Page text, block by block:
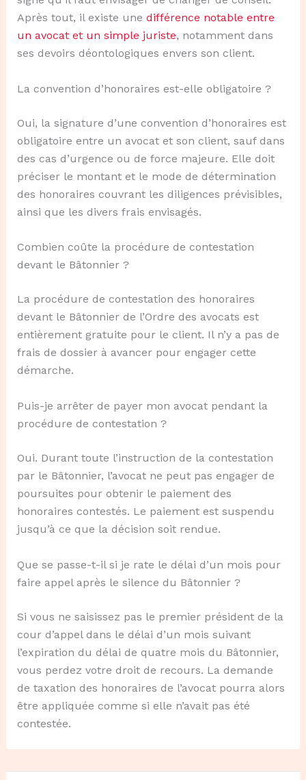
Après tout, il existe une différence notable entre
un avocat et un simple juriste, notamment dans
ses devoirs déontologiques envers son client.
La convention d’honoraires est-elle obligatoire ?
Oui, la signature d’une convention d’honoraires est
obligatoire entre un avocat et son client, sauf dans
des cas d’urgence ou de force majeure. Elle doit
préciser le montant et le mode de détermination
des honoraires couvrant les diligences prévisibles,
ainsi que les divers frais envisagés.
Combien coûte la procédure de contestation
devant le Bâtonnier ?
La procédure de contestation des honoraires
devant le Bâtonnier de l’Ordre des avocats est
entièrement gratuite pour le client. Il n’y a pas de
frais de dossier à avancer pour engager cette
démarche.
Puis-je arrêter de payer mon avocat pendant la
procédure de contestation ?
Oui. Durant toute l’instruction de la contestation
par le Bâtonnier, l’avocat ne peut pas engager de
poursuites pour obtenir le paiement des
honoraires contestés. Le paiement est suspendu
jusqu’à ce que la décision soit rendue.
Que se passe-t-il si je rate le délai d’un mois pour
faire appel après le silence du Bâtonnier ?
Si vous ne saisissez pas le premier président de la
cour d’appel dans le délai d’un mois suivant
l’expiration du délai de quatre mois du Bâtonnier,
vous perdez votre droit de recours. La demande
de taxation des honoraires de l’avocat pourra alors
être appliquée comme si elle n’avait pas été
contestée.